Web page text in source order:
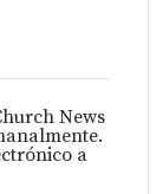
News
a